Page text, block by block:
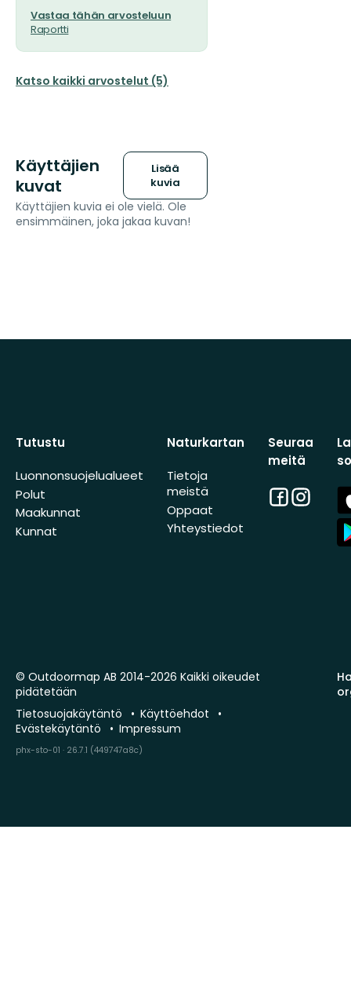
Vastaa tähän arvosteluun
Raportti
Katso kaikki arvostelut (5)
Käyttäjien
kuvat
Lisää
kuvia
Käyttäjien kuvia ei ole vielä. Ole
ensimmäinen, joka jakaa kuvan!
Tutustu
Luonnonsuojelualueet
Polut
Maakunnat
Kunnat
Naturkartan
Tietoja
meistä
Oppaat
Yhteystiedot
Seuraa
meitä
Facebook
© Outdoormap AB 2014-2026 Kaikki oikeudet
pidätetään
Tietosuojakäytäntö
Käyttöehdot
Evästekäytäntö
Impressum
phx-sto-01 · 26.7.1 (449747a8c)